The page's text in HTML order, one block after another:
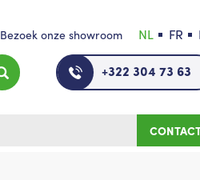
Bezoek onze showroom NL FR
+322 304 73 63